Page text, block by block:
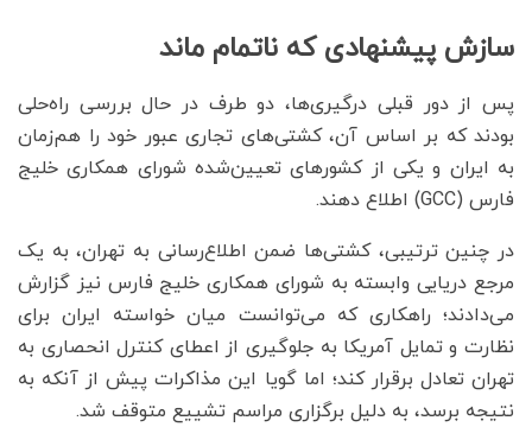
سازش پیشنهادی که ناتمام ماند
پس از دور قبلی درگیری‌ها، دو طرف در حال بررسی راه‌حلی
بودند که بر اساس آن، کشتی‌های تجاری عبور خود را هم‌زمان
به ایران و یکی از کشورهای تعیین‌شده شورای همکاری خلیج
فارس (GCC) اطلاع دهند.
در چنین ترتیبی، کشتی‌ها ضمن اطلاع‌رسانی به تهران، به یک
مرجع دریایی وابسته به شورای همکاری خلیج فارس نیز گزارش
می‌دادند؛ راهکاری که می‌توانست میان خواسته ایران برای
نظارت و تمایل آمریکا به جلوگیری از اعطای کنترل انحصاری به
تهران تعادل برقرار کند؛ اما گویا این مذاکرات پیش از آنکه به
نتیجه برسد، به دلیل برگزاری مراسم تشییع متوقف شد.